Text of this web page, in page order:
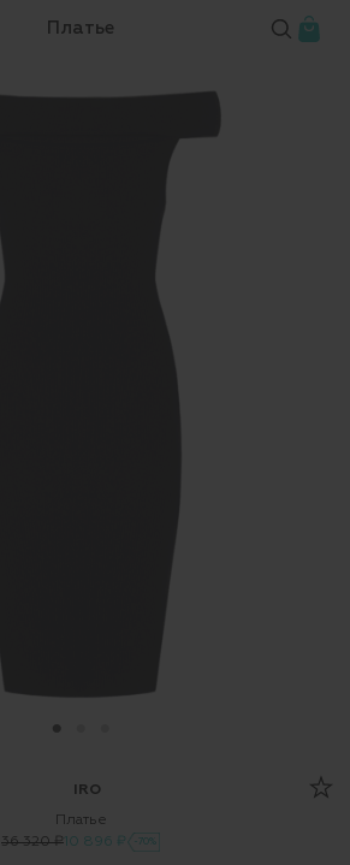
Платье
IRO
Платье
36 320 ₽ 10 896 ₽ -70%